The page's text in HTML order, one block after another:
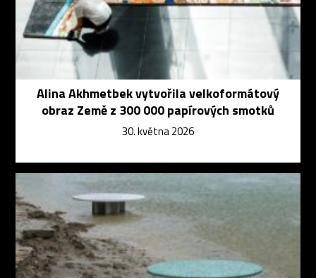
Alina Akhmetbek vytvořila velkoformátový
obraz Země z 300 000 papírových smotků
30. května 2026